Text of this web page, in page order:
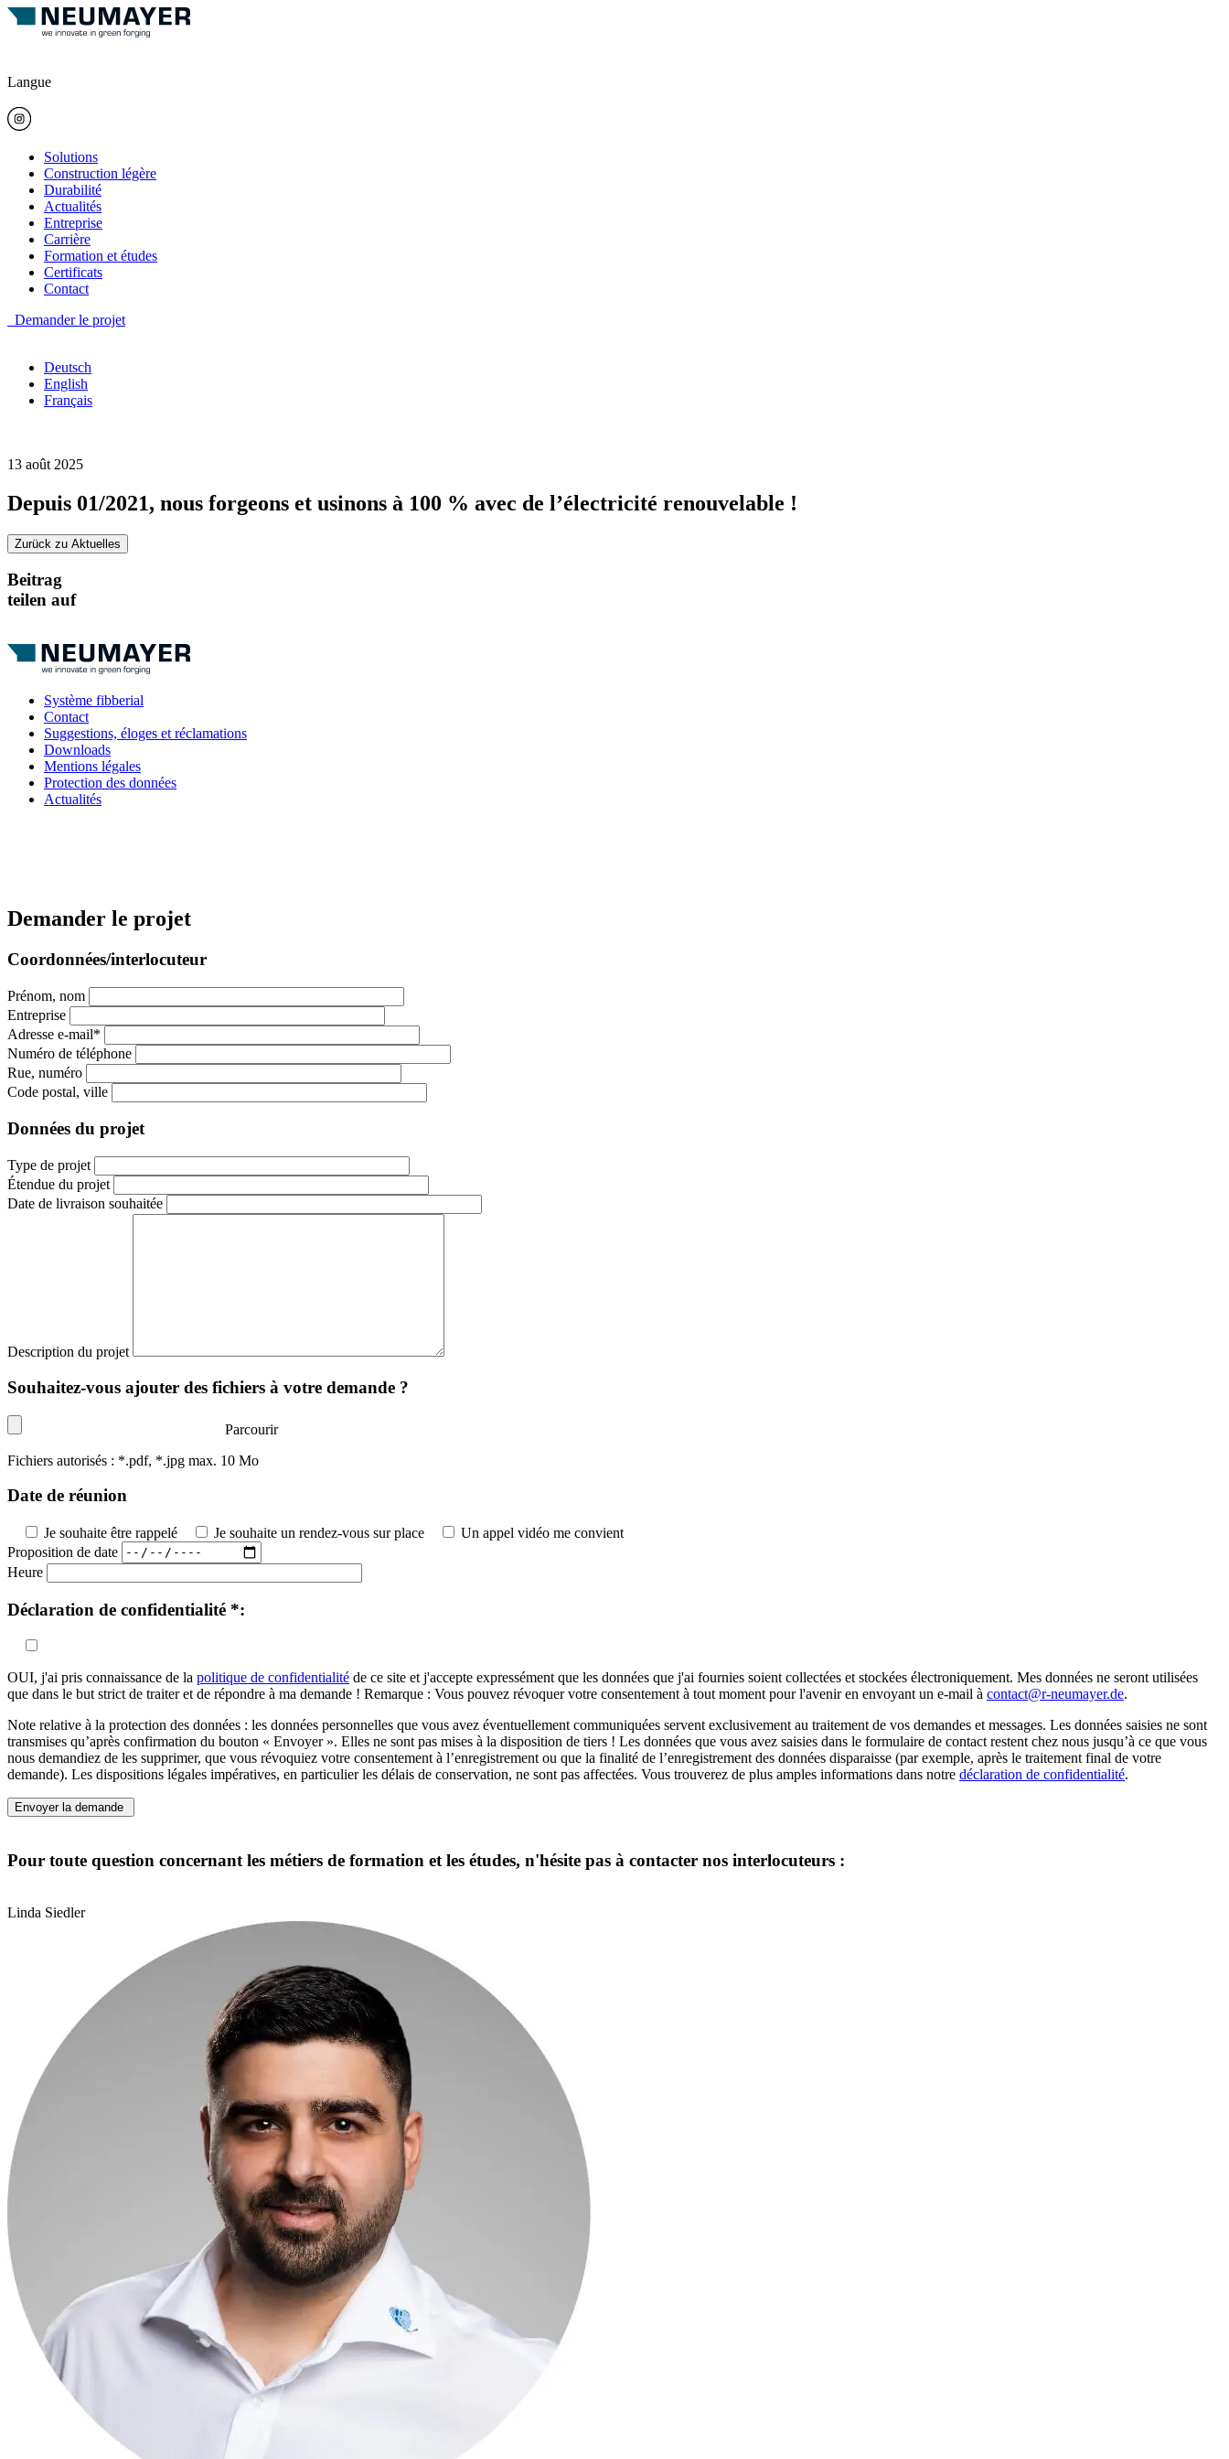
Langue
Solutions
Construction légère
Durabilité
Actualités
Entreprise
Carrière
Formation et études
Certificats
Contact
Demander le projet
Deutsch
English
Français
13 août 2025
Depuis 01/2021, nous forgeons et usinons à 100 % avec de l’électricité renouvelable !
Zurück zu Aktuelles
Beitrag
teilen auf
Système fibberial
Contact
Suggestions, éloges et réclamations
Downloads
Mentions légales
Protection des données
Actualités
Demander le projet
Coordonnées/interlocuteur
Prénom, nom
Entreprise
Adresse e-mail*
Numéro de téléphone
Rue, numéro
Code postal, ville
Données du projet
Type de projet
Étendue du projet
Date de livraison souhaitée
Description du projet
Souhaitez-vous ajouter des fichiers à votre demande ?
Parcourir
Fichiers autorisés : *.pdf, *.jpg max. 10 Mo
Date de réunion
Je souhaite être rappelé Je souhaite un rendez-vous sur place
Un appel vidéo me convient
Proposition de date
Heure
Déclaration de confidentialité *:
OUI, j'ai pris connaissance de la politique de confidentialité de ce site et j'accepte expressément que les données que j'ai fournies soient collectées et stockées électroniquement. Mes données ne seront utilisées
que dans le but strict de traiter et de répondre à ma demande ! Remarque : Vous pouvez révoquer votre consentement à tout moment pour l'avenir en envoyant un e-mail à contact@r-neumayer.de.
Note relative à la protection des données : les données personnelles que vous avez éventuellement communiquées servent exclusivement au traitement de vos demandes et messages. Les données saisies ne sont
transmises qu’après confirmation du bouton « Envoyer ». Elles ne sont pas mises à la disposition de tiers ! Les données que vous avez saisies dans le formulaire de contact restent chez nous jusqu’à ce que vous
nous demandiez de les supprimer, que vous révoquiez votre consentement à l’enregistrement ou que la finalité de l’enregistrement des données disparaisse (par exemple, après le traitement final de votre
demande). Les dispositions légales impératives, en particulier les délais de conservation, ne sont pas affectées. Vous trouverez de plus amples informations dans notre déclaration de confidentialité.
Envoyer la demande
Pour toute question concernant les métiers de formation et les études, n'hésite pas à contacter nos interlocuteurs :
Linda Siedler